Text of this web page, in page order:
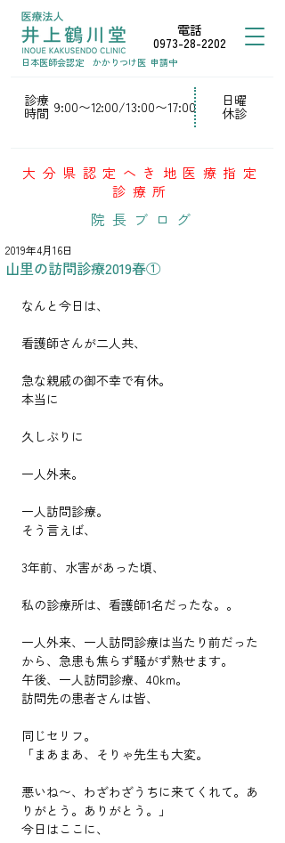
電話
0973-28-2202
診療
時間 9:00〜12:00/13:00〜17:00 日曜
休診
日本医師会認定 かかりつけ医 申請中
大分県認定へき地医療指定
診療所
院長ブログ
山里の訪問診療2019春①
2019年4月16日
なんと今日は、
看護師さんが二人共、
急な親戚の御不幸で有休。
本当に
久しぶりに
一人外来。
一人訪問診療。
そう言えば、
3年前、水害があった頃、
私の診療所は、看護師1名だったな。。
一人外来、一人訪問診療は当たり前だった
から、急患も焦らず騒がず熟せます。
午後、一人訪問診療、40km。
訪問先の患者さんは皆、
同じセリフ。
「まあまあ、そりゃ先生も大変。
悪いね〜、わざわざうちに来てくれて。あ
りがとう。ありがとう。」
今日はここに、